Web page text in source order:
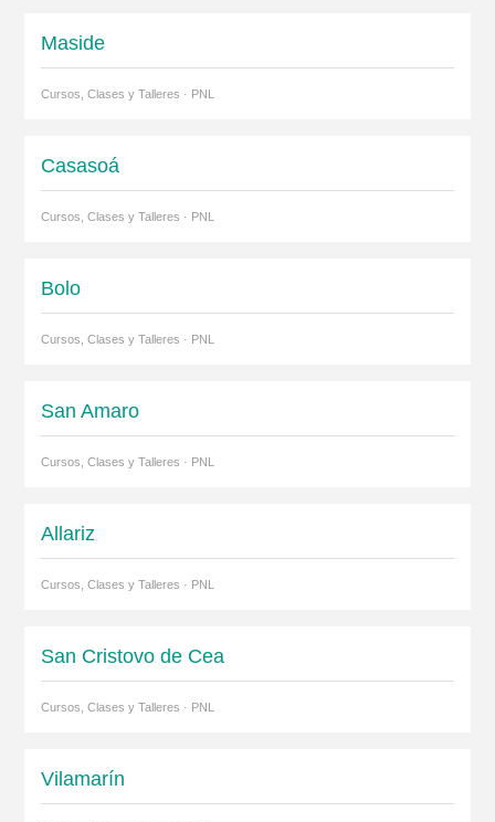
Maside
Cursos, Clases y Talleres · PNL
Casasoá
Cursos, Clases y Talleres · PNL
Bolo
Cursos, Clases y Talleres · PNL
San Amaro
Cursos, Clases y Talleres · PNL
Allariz
Cursos, Clases y Talleres · PNL
San Cristovo de Cea
Cursos, Clases y Talleres · PNL
Vilamarín